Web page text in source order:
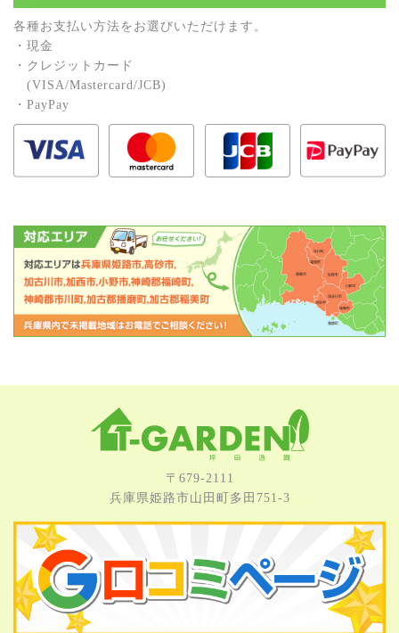
各種お⽀払い⽅法をお選びいただけます。
・現⾦
・クレジットカード
(VISA/Mastercard/JCB)
・PayPay
〒679-2111
兵庫県姫路市⼭⽥町多⽥751-3